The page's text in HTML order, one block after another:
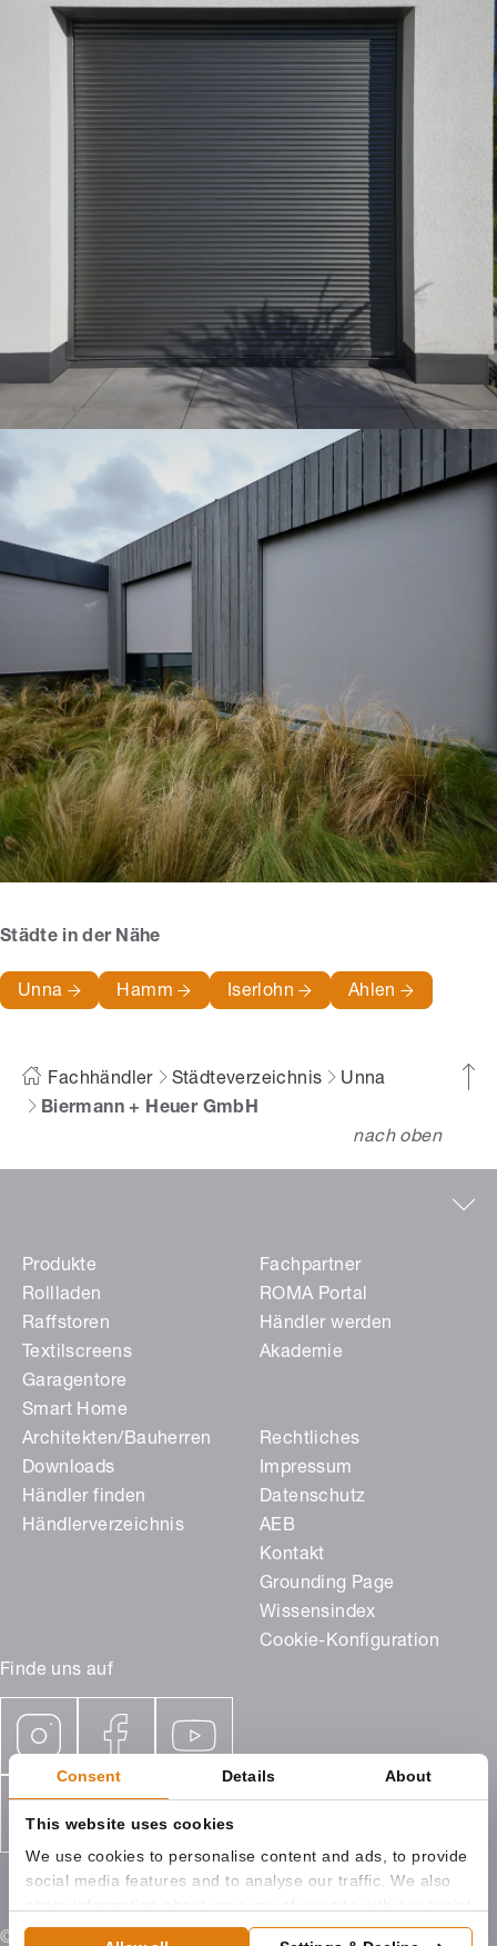
Consent Details About
This website uses cookies
We use cookies to personalise content and ads, to provide
social media features and to analyse our traffic. We also
media, advertising and analytics partners who may
Städte in der Nähe
Unna Hamm Iserlohn Ahlen
Fachhändler Städteverzeichnis
Unna
Biermann + Heuer GmbH
nach oben
Finde uns auf
Produkte
Rollladen
Raffstoren
Textilscreens
Garagentore
Smart Home
Fachpartner
ROMA Portal
Händler werden
Akademie
Architekten/Bauherren
Downloads
Händler finden
Händlerverzeichnis
Rechtliches
Impressum
Datenschutz
AEB
Kontakt
Grounding Page
Wissensindex
Cookie-Konfiguration
© 2026 ROMA KG Ostpreußenstraße 9 89331 Burgau